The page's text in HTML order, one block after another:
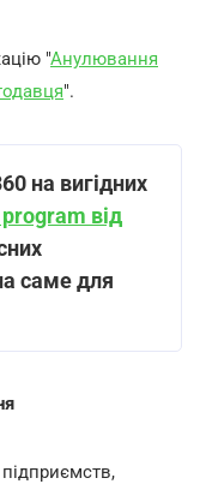
"Анулювання
".
на вигідних
від
саме для